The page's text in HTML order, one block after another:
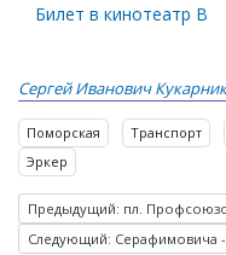
Билет в кинотеатр
Сергей Иванович
Поморская Транспорт
Эркер
Предыдущий: пл.
Следующий: Серафимовича